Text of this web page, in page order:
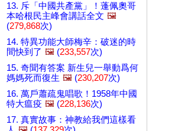
13. 斥「中國共產黨」！蓬佩奧哥
本哈根民主峰會講話全文 🖼️
(279,868次)
14. 特異功能大師梅辛：破迷的時
間快到了 🖼️ (233,557次)
15. 奇聞有答案 新生兒一舉動爲何
媽媽死而復生 🖼️ (230,207次)
16. 萬戶蕭疏鬼唱歌！1958年中國
特大瘟疫 🖼️ (228,136次)
17. 真實故事：神教給我們這樣看